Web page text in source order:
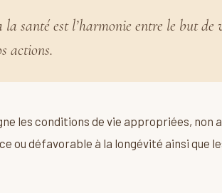
santé est l’harmonie entre le but de
actions.
les conditions de vie appropriées, non
ou défavorable à la longévité ainsi que